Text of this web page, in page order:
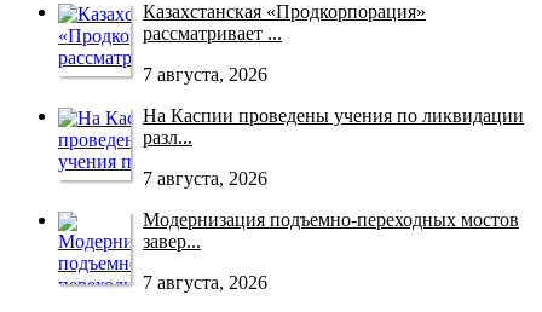
Казахстанская «Продкорпорация»
рассматривает ...
7 августа, 2026
На Каспии проведены учения по ликвидации
разл...
7 августа, 2026
Модернизация подъемно-переходных мостов
завер...
7 августа, 2026